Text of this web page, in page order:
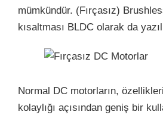
mümkündür. (Fırçasız)
kısaltması BLDC olarak da
Normal DC motorların,
kolaylığı açısından geniş bir